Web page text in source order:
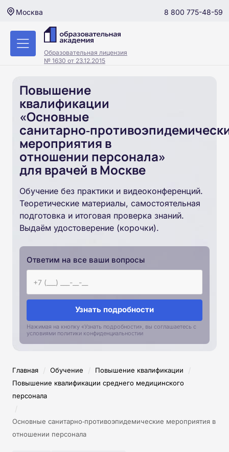
Москва 8 800 775-48-59
Образовательная лицензия
№ 1630 от 23.12.2015
Повышение
квалификации
«Основные
мероприятия в
отношении персонала»
для врачей в Москве
Обучение без практики и видеоконференций.
Теоретические материалы, самостоятельная
подготовка и итоговая проверка знаний.
Выдаём удостоверение (корочки).
Ответим на все ваши вопросы
Узнать подробности
Нажимая на кнопку «Узнать подробности», вы соглашаетесь с
условиями политики конфиденциальностии
Главная / Обучение / Повышение квалификации /
Повышение квалификации среднего медицинского
персонала
/
Основные санитарно‑противоэпидемические мероприятия в
отношении персонала